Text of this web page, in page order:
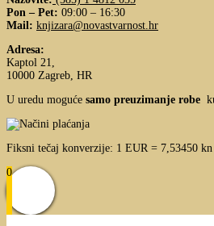
Pon – Pet: 09:00 – 16:30
Mail: knjizara@novastvarnost.hr
Adresa:
Kaptol 21,
10000 Zagreb, HR
U uredu moguće samo preuzimanje robe
Fiksni tečaj konverzije: 1 EUR = 7,53450 kn
0